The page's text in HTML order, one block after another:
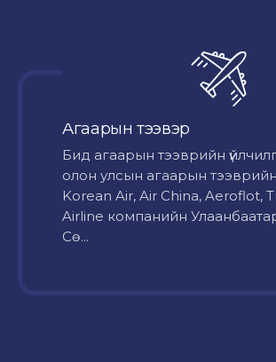
Агаарын тээвэр
Бид агаарын тээврийн
олон улсын агаарын
Korean Air, Air China, Aeroflot,
Airline компанийн
Сө...